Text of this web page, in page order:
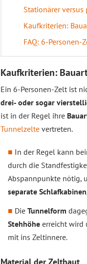
Stationärer
Kaufkriterien:
FAQ: 6-Personen-
Kaufkriterien:
Ein 6-Personen-Zelt ist
drei- oder sogar
ist in der Regel ihre
Tunnelzelte vertreten.
In der Regel kann
durch die
Abspannpunkte nötig,
separate Schlafkabinen
Die Tunnelform
Stehhöhe erreicht wird
mit ins Zeltinnere.